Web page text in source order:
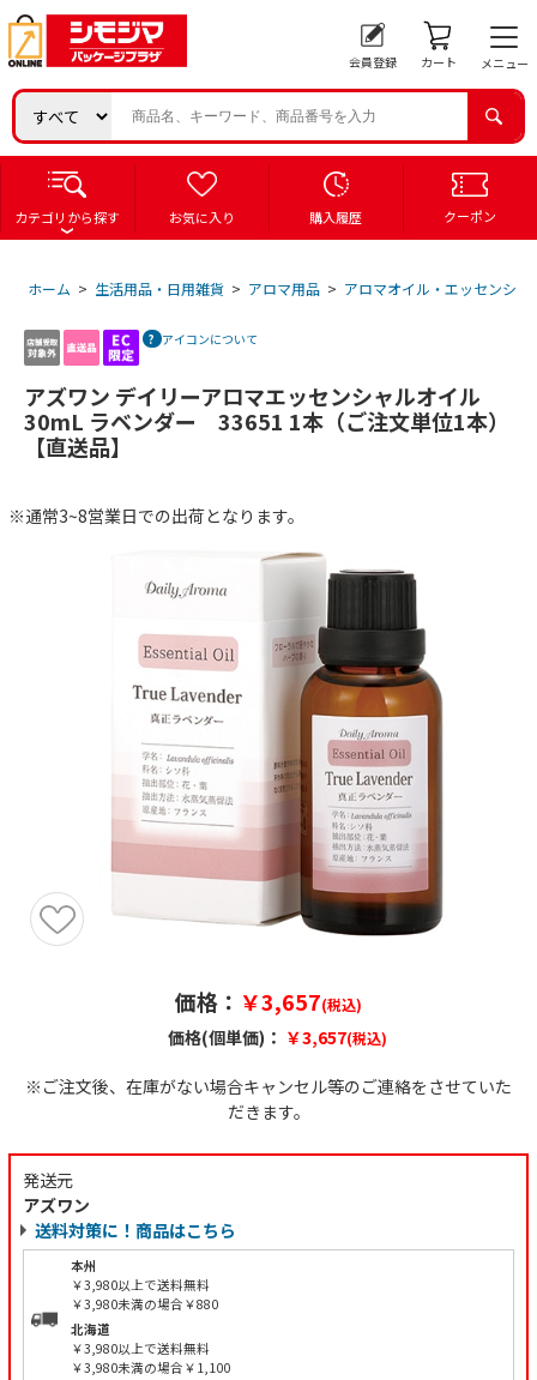
会員登録 カート メニュー
カテゴリから探す お気に入り 購入履歴 クーポン
ホーム > 生活用品・日用雑貨 > アロマ用品 > アロマオイル・エッセンシャ
アイコンについて
アズワン デイリーアロマエッセンシャルオイル
30mL ラベンダー 33651 1本（ご注文単位1本）
【直送品】
※通常3~8営業日での出荷となります。
価格： ￥3,657(税込)
価格(個単価)： ￥3,657(税込)
※ご注文後、在庫がない場合キャンセル等のご連絡をさせていた
だきます。
発送元
アズワン
送料対策に！商品はこちら
本州
￥3,980以上で送料無料
￥3,980未満の場合￥880
北海道
￥3,980以上で送料無料
￥3,980未満の場合￥1,100